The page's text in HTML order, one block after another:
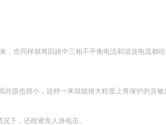
也同样就将回路中三相不平衡电流和谐波电流都
值也很小，这样一来就能很大程度上将保护的灵敏
下，还能避免人身电击。